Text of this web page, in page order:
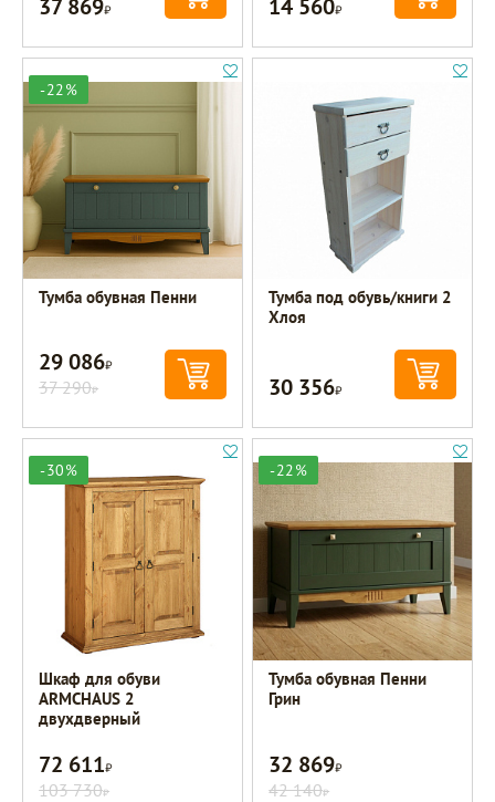
37 869Р 14 560Р
-22%
Тумба обувная Пенни
29 086Р
37 290Р
Тумба под обувь/книги 2
Хлоя
30 356Р
-30%
Шкаф для обуви
ARMCHAUS 2
двухдверный
72 611Р
103 730Р
-22%
Тумба обувная Пенни
Грин
32 869Р
42 140Р